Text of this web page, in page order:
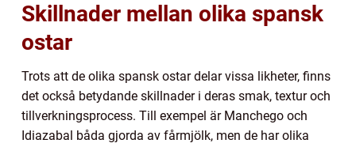
Skillnader mellan olika spansk
ostar
Trots att de olika spansk ostar delar vissa likheter, finns
det också betydande skillnader i deras smak, textur och
tillverkningsprocess. Till exempel är Manchego och
Idiazabal båda gjorda av fårmjölk, men de har olika